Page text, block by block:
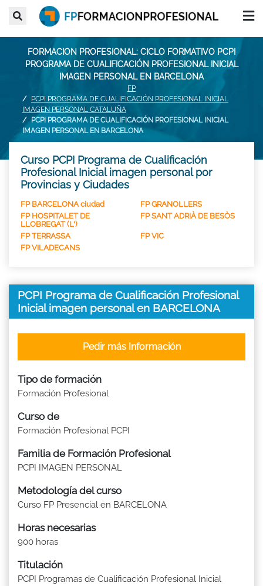
FORMACION PROFESIONAL: CICLO FORMATIVO PCPI
PROGRAMA DE CUALIFICACIÓN PROFESIONAL INICIAL
IMAGEN PERSONAL EN BARCELONA
FP
PCPI PROGRAMA DE CUALIFICACIÓN PROFESIONAL INICIAL
IMAGEN PERSONAL CATALUÑA
PCPI PROGRAMA DE CUALIFICACIÓN PROFESIONAL INICIAL
IMAGEN PERSONAL EN BARCELONA
Curso PCPI Programa de Cualificación
Profesional Inicial imagen personal por
Provincias y Ciudades
FP BARCELONA ciudad
FP GRANOLLERS
FP HOSPITALET DE
LLOBREGAT (L')
FP SANT ADRIÀ DE BESÒS
FP TERRASSA
FP VIC
FP VILADECANS
PCPI Programa de Cualificación Profesional
Inicial imagen personal en BARCELONA
Tipo de formación
Formación Profesional
Curso de
Formación Profesional PCPI
Familia de Formación Profesional
PCPI IMAGEN PERSONAL
Metodología del curso
Curso FP Presencial en BARCELONA
Horas necesarias
900 horas
Titulación
PCPI Programas de Cualificación Profesional Inicial
Pedir más Información